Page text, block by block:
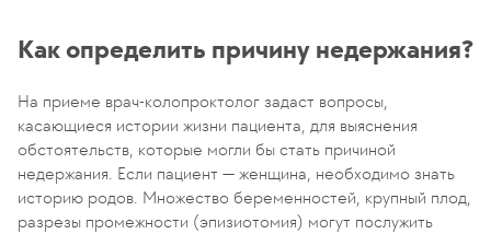
Как определить причину недержания?
На приеме врач-колопроктолог задаст вопросы,
касающиеся истории жизни пациента, для выяснения
обстоятельств, которые могли бы стать причиной
недержания. Если пациент — женщина, необходимо знать
историю родов. Множество беременностей, крупный плод,
разрезы промежности (эпизиотомия) могут послужить